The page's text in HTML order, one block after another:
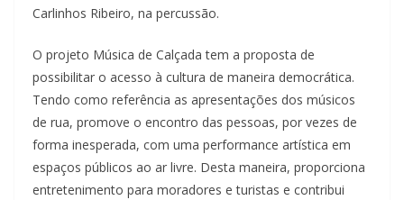
.
Carlinhos Ribeiro, na percussão.
O projeto Música de Calçada tem a proposta de
possibilitar o acesso à cultura de maneira democrática.
Tendo como referência as apresentações dos músicos
de rua, promove o encontro das pessoas, por vezes de
forma inesperada, com uma performance artística em
espaços públicos ao ar livre. Desta maneira, proporciona
entretenimento para moradores e turistas e contribui